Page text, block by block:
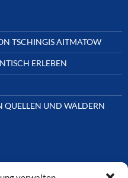
TSCHINGIS AITMATOW
ERLEBEN
QUELLEN UND WÄLDERN